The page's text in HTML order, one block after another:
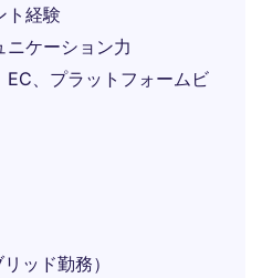
ト経験
ニケーション力
EC、プラットフォームビ
ッド勤務）